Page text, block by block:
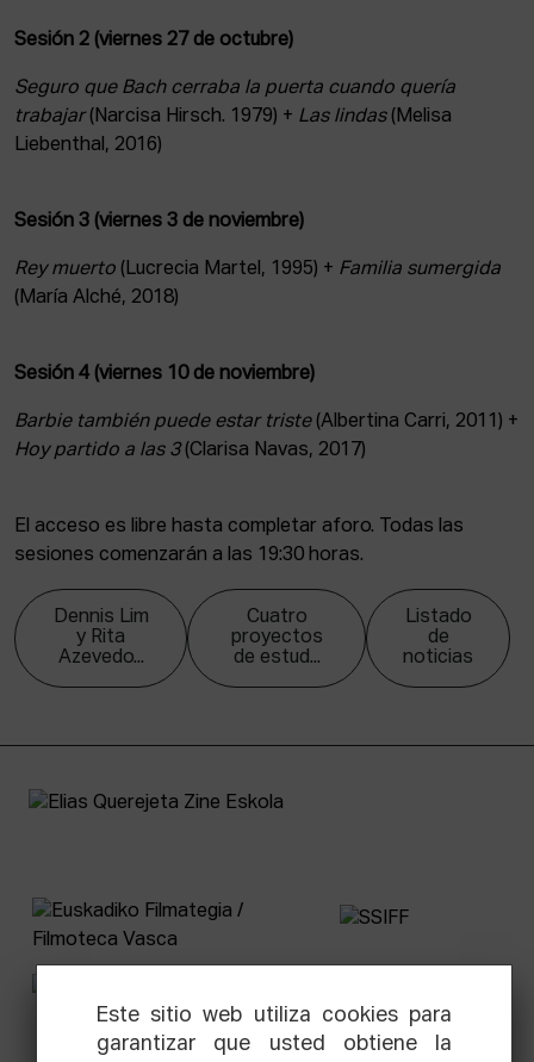
Sesión 2 (viernes 27 de octubre)
Seguro que Bach cerraba la puerta cuando quería
trabajar(Narcisa Hirsch. 1979) + Las lindas(Melisa
Liebenthal, 2016)
Sesión 3 (viernes 3 de noviembre)
Rey muerto (Lucrecia Martel, 1995) + Familia sumergida
(María Alché, 2018)
Sesión 4 (viernes 10 de noviembre)
Barbie también puede estar triste(Albertina Carri, 2011) +
Hoy partido a las 3(Clarisa Navas, 2017)
El acceso es libre hasta completar aforo. Todas las
sesiones comenzarán a las 19:30 horas.
Dennis Lim
y Rita
Azevedo...
Cuatro
proyectos
de estud...
Listado
de
noticias
Este sitio web utiliza cookies para
garantizar que usted obtiene la